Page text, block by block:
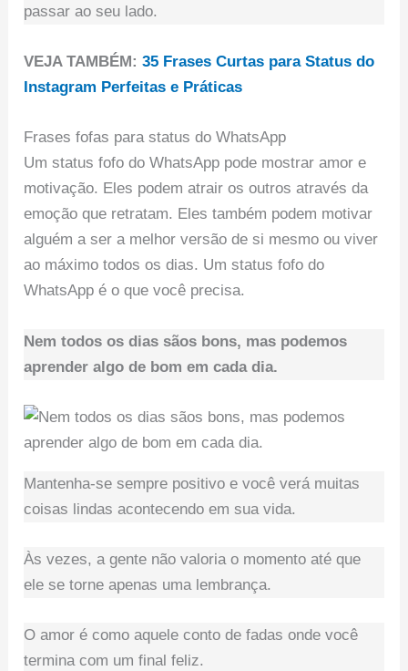
passar ao seu lado.
VEJA TAMBÉM:35 Frases Curtas para Status do
Instagram Perfeitas e Práticas
Frases fofas para status do WhatsApp
Um status fofo do WhatsApp pode mostrar amor e
motivação. Eles podem atrair os outros através da
emoção que retratam. Eles também podem motivar
alguém a ser a melhor versão de si mesmo ou viver
ao máximo todos os dias. Um status fofo do
WhatsApp é o que você precisa.
Nem todos os dias sãos bons, mas podemos
aprender algo de bom em cada dia.
Mantenha-se sempre positivo e você verá muitas
coisas lindas acontecendo em sua vida.
Às vezes, a gente não valoria o momento até que
ele se torne apenas uma lembrança.
O amor é como aquele conto de fadas onde você
termina com um final feliz.